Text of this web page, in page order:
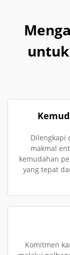
Dilengkapi
makmal
kemudahan
yang tepat
Komitmen